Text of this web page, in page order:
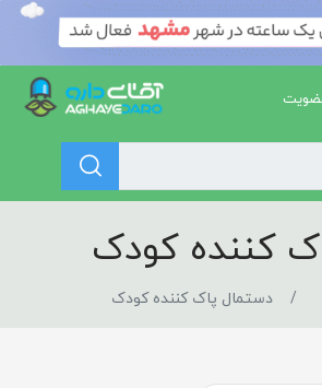
کننده کودک
دستمال پاک کننده کودک